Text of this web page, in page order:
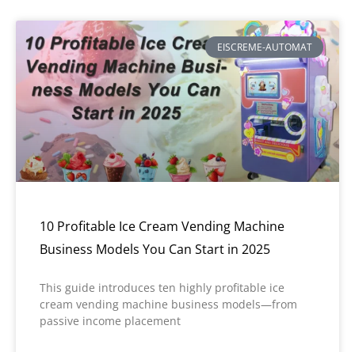
EISCREME-AUTOMAT
10 Profitable Ice Cream Vending Machine
Business Models You Can Start in 2025
This guide introduces ten highly profitable ice
cream vending machine business models—from
passive income placement